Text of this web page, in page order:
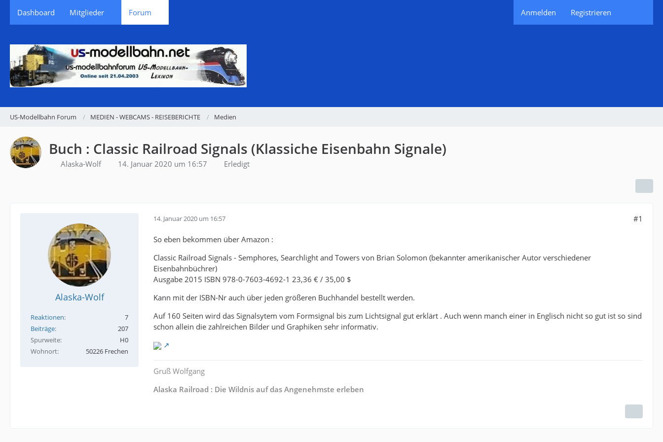
Dashboard Mitglieder Forum Anmelden Registrieren
US-Modellbahn Forum MEDIEN - WEBCAMS - REISEBERICHTE Medien
Buch : Classic Railroad Signals (Klassiche Eisenbahn Signale)
Alaska-Wolf 14. Januar 2020 um 16:57 Erledigt
Alaska-Wolf
Reaktionen
7
Beiträge
207
Spurweite
H0
Wohnort
50226 Frechen
14. Januar 2020 um 16:57 #1
So eben bekommen über Amazon :
Classic Railroad Signals - Semphores, Searchlight and Towers von Brian Solomon (bekannter amerikanischer Autor verschiedener
Eisenbahnbüchrer)
Ausgabe 2015 ISBN 978-0-7603-4692-1 23,36 € / 35,00 $
Kann mit der ISBN-Nr auch über jeden größeren Buchhandel bestellt werden.
Auf 160 Seiten wird das Signalsytem vom Formsignal bis zum Lichtsignal gut erklärt . Auch wenn manch einer in Englisch nicht so gut ist so sind
schon allein die zahlreichen Bilder und Graphiken sehr informativ.
Gruß Wolfgang
Alaska Railroad : Die Wildnis auf das Angenehmste erleben